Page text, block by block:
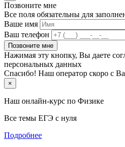
Позвоните мне
Все поля обязательны для
Ваше имя
Ваш телефон
Позвоните мне
Нажимая эту кнопку, Вы даете
персональных данных
Спасибо! Наш оператор скоро с
×
Наш онлайн-курс по Физике
Все темы ЕГЭ с нуля
Подробнее